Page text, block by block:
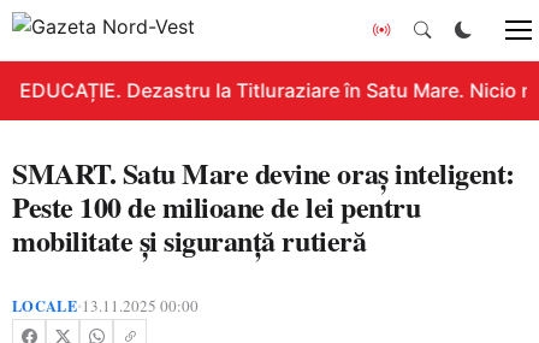
EDUCAȚIE. Dezastru la Titluraziare în Satu Mare. Nicio
SMART. Satu Mare devine oraș inteligent:
Peste 100 de milioane de lei pentru
mobilitate și siguranță rutieră
LOCALE•13.11.2025 00:00